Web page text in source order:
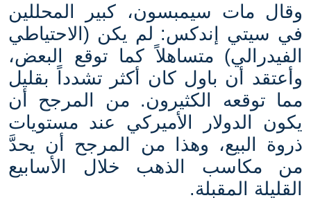
وقال مات سيمبسون، كبير المحللين
في سيتي إندكس: لم يكن (الاحتياطي
الفيدرالي) متساهلاً كما توقع البعض،
وأعتقد أن باول كان أكثر تشدداً بقليل
مما توقعه الكثيرون. من المرجح أن
يكون الدولار الأميركي عند مستويات
ذروة البيع، وهذا من المرجح أن يحدَّ
من مكاسب الذهب خلال الأسابيع
القليلة المقبلة.